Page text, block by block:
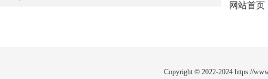
网站首页
Copyright © 2022-2024 https://